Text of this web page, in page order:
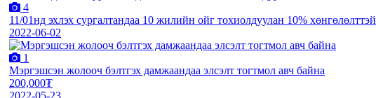
4
11/01нд эхлэх сургалтандаа 10 жилийн ойг тохиолдуулан 10% хөнгөлөлттэй
2022-06-02
1
Мэргэшсэн жолооч бэлтгэх дамжаандаа элсэлт тогтмол авч байна
200,000₮
2022-05-23